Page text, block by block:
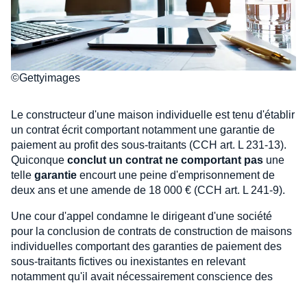
©Gettyimages
Le constructeur d'une maison individuelle est tenu d'établir
un contrat écrit comportant notamment une garantie de
paiement au profit des sous-traitants (CCH art. L 231-13).
Quiconque conclut un contrat ne comportant pas une
telle garantie encourt une peine d'emprisonnement de
deux ans et une amende de 18 000 € (CCH art. L 241-9).
Une cour d'appel condamne le dirigeant d'une société
pour la conclusion de contrats de construction de maisons
individuelles comportant des garanties de paiement des
sous-traitants fictives ou inexistantes en relevant
notamment qu'il avait nécessairement conscience des